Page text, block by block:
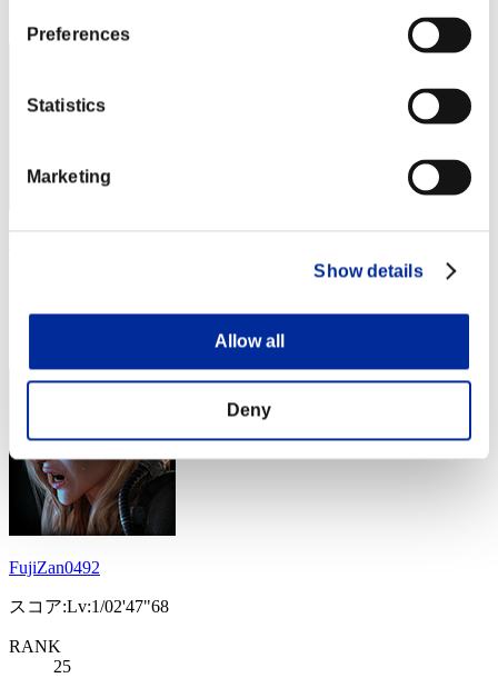
Preferences
Statistics
Marketing
Show details
Allow all
Deny
RANK
FujiZan0492
スコア:Lv:1/02'47"68
RANK
25